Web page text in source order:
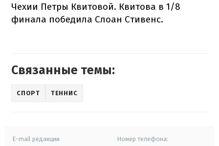
Чехии Петры Квитовой. Квитова в 1/8
финала победила Слоан Стивенс.
Связанные темы:
СПОРТ ТЕННИС
E-mail редакции Номер телефона: